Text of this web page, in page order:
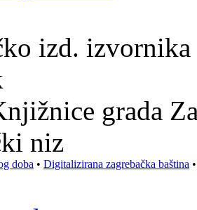
izd.
grada
niz
doba • Digitalizirana zagrebačka baština